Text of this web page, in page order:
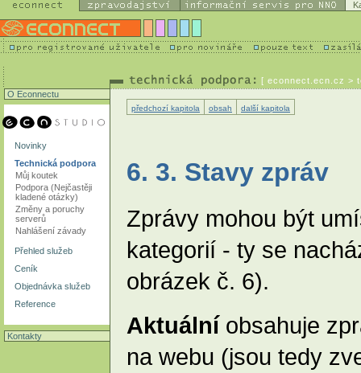
[ econnect.ecn.cz >
O Econnectu
Novinky
Technická podpora
Můj koutek
Podpora (Nejčastěji
kladené otázky)
Změny a poruchy
serverů
Nahlášení závady
Přehled služeb
Ceník
Objednávka služeb
Reference
Kontakty
předchozí kapitola obsah další kapitola
6. 3. Stavy zpráv
Zprávy mohou být
kategorií - ty se
obrázek č. 6).
Aktuálníobsahuje
na webu (jsou tedy